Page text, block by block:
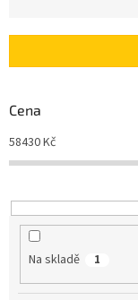
í
r
o
d
u
t
ů
Cena
58430Kč
Na skladě 1